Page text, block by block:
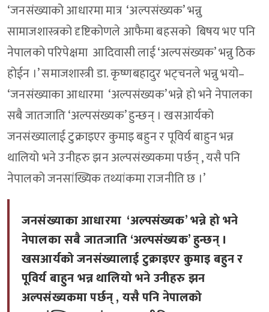
‘जनसंख्याको आधारमा मात्र ‘अल्पसंख्यक’ भन्नु
सामाजशास्त्रको दृष्टिकोणले आफैमा बहसको बिषय भए पनि
नेपालको परिपेक्षमा आदिवासी लाई ‘अल्पसंख्यक’ भन्नु ठिक
होईन ।’ समाजशास्त्री डा. कृष्णबहादुर भट्चनले भन्नु भयो–
‘जनसंख्याका आधारमा ‘अल्पसंख्यक’ भन्ने हो भने नेपालका
सबै जातजाति ‘अल्पसंख्यक’ हुन्छन् । खसआर्यको
जनसंख्यालाई टुक्राइएर कुमाइ बहुन र पूविर्य बाहुन भन्न
थालियो भने उनीहरु झन अल्पसंख्यकमा पर्छन् , यसै पनि
नेपालको जनसांख्यिक तथ्यांकमा राजनीति छ ।’
जनसंख्याका आधारमा ‘अल्पसंख्यक’ भन्ने हो भने
नेपालका सबै जातजाति ‘अल्पसंख्यक’ हुन्छन् ।
खसआर्यको जनसंख्यालाई टुक्राइएर कुमाइ बहुन र
पूविर्य बाहुन भन्न थालियो भने उनीहरु झन
अल्पसंख्यकमा पर्छन् , यसै पनि नेपालको